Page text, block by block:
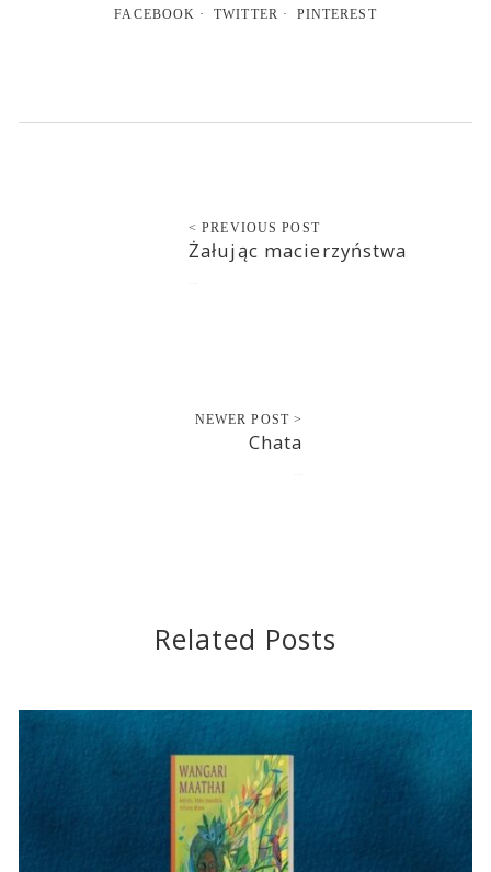
FACEBOOK TWITTER PINTEREST
< PREVIOUS POST
Żałując macierzyństwa
NEWER POST >
Chata
Related Posts